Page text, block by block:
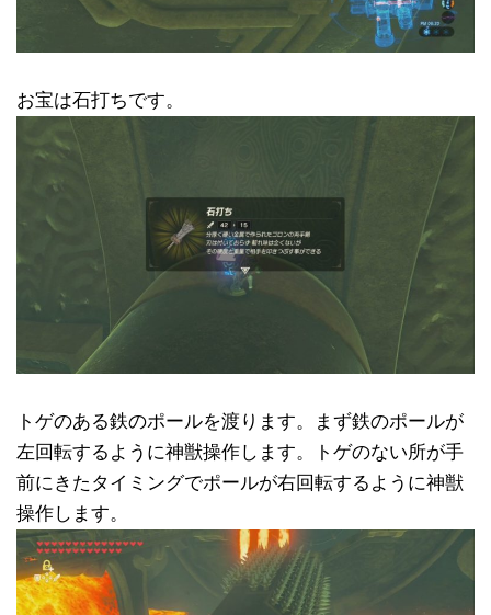
お宝は石打ちです。
トゲのある鉄のポールを渡ります。まず鉄のポールが
左回転するように神獣操作します。トゲのない所が手
前にきたタイミングでポールが右回転するように神獣
操作します。